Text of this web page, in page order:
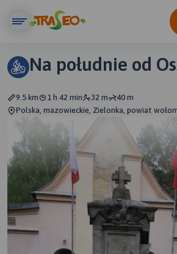
Na południe od
9.5 km 1 h 42 min 32 m
40 m
Polska, mazowieckie, Zielonka, powiat